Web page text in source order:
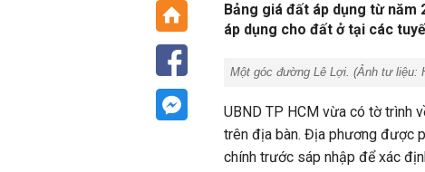
Bảng giá đất áp dụng từ năm
áp dụng cho đất ở tại các
Một góc đường Lê Lợi. (Ảnh tư liệu:
UBND TP HCM vừa có tờ trình
trên địa bàn. Địa phương được
chính trước sáp nhập để xác